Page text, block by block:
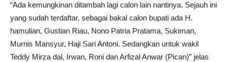
“Ada kemungkinan ditambah lagi calon lain nantinya. Sejauh ini
yang sudah terdaftar, sebagai bakal calon bupati ada H.
hamulian, Gustian Riau, Nono Patria Pratama, Sukiman,
Murnis Mansyur, Haji Sari Antoni. Sedangkan untuk wakil
Teddy Mirza dal, Irwan, Roni dan Arfizal Anwar (Pican)” jelas